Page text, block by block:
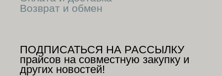
Возврат и обмен
ПОДПИСАТЬСЯ НА РАССЫЛКУ
прайсов на совместную закупку и
других новостей!